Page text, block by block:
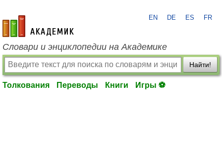
academic.ru
EN DE ES FR
Словари и энциклопедии на Академике
Найти!
Толкования Переводы Книги Игры ⚽